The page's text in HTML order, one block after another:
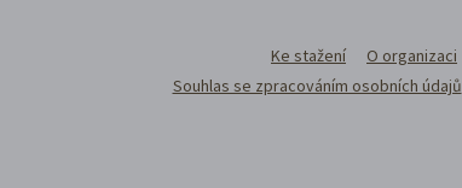
Ke stažení O organizaci
Souhlas se zpracováním osobních údajů